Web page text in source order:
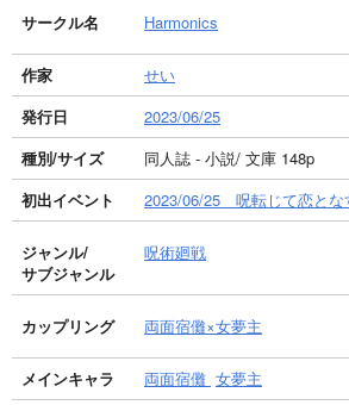
サークル名 Harmonics
作家
せい
発行日
2023/06/25
種別/サイズ
同人誌 - 小説/ 文庫 148p
初出イベント
2023/06/25 呪転じて恋とな
ジャンル/
サブジャンル
呪術廻戦
カップリング 両面宿儺×女夢主
メインキャラ 両面宿儺 女夢主